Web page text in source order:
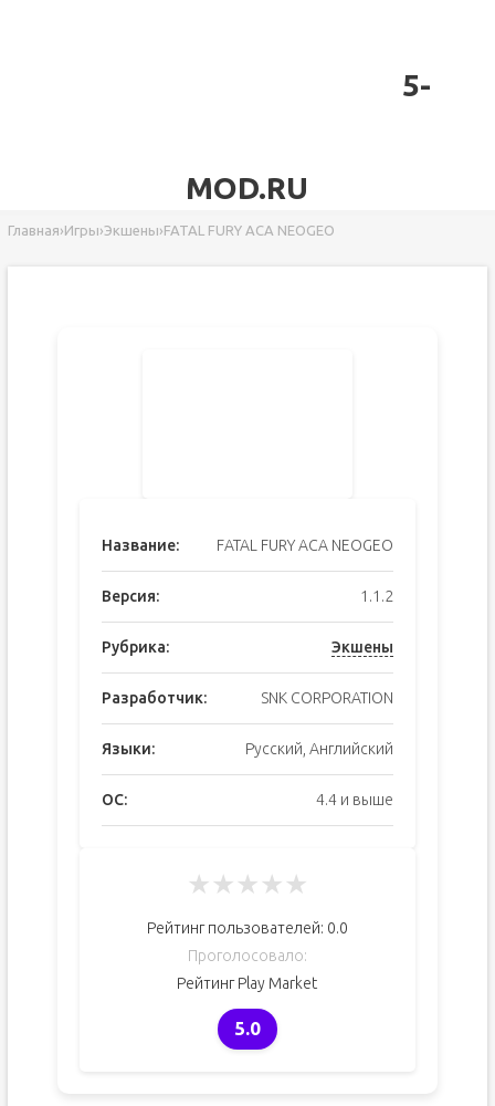
5-
MOD.RU
Главная›Игры›Экшены›FATAL FURY ACA NEOGEO
Название: FATAL FURY ACA NEOGEO
Версия: 1.1.2
Рубрика: Экшены
Разработчик: SNK CORPORATION
Языки: Русский, Английский
ОС: 4.4 и выше
★★★★★
Рейтинг пользователей: 0.0
Проголосовало:
Рейтинг Play Market
5.0